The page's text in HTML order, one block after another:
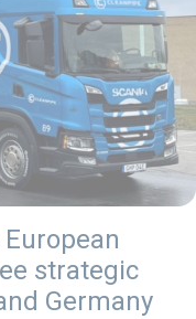
strategic
Germany